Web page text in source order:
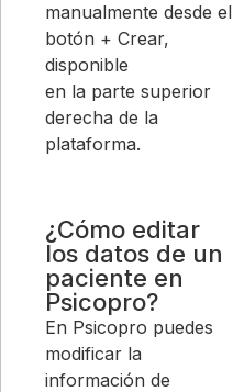
manualmente desde el
botón + Crear,
disponible
en la parte superior
derecha de la
plataforma.
¿Cómo editar
los datos de un
paciente en
Psicopro?
En Psicopro puedes
modificar la
información de